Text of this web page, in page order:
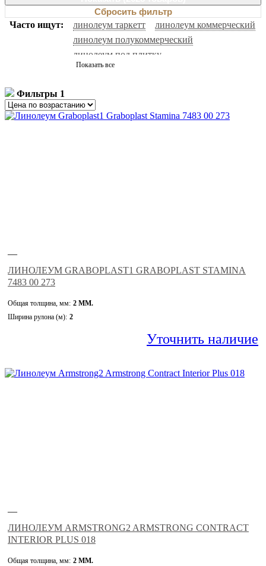
Сбросить фильтр
Часто ищут:
линолеум таркетт
линолеум коммерческий
линолеум полукоммерческий
линолеум под плитку
гомогенный линолеум
линолеум под ламинат
черный линолеум
белый линолеум
натуральный линолеум
линолеум бытовой
Показать все
Фильтры 1
—
ЛИНОЛЕУМ GRABOPLAST1 GRABOPLAST STAMINA
7483 00 273
Общая толщина, мм: 2 ММ.
Ширина рулона (м): 2
Уточнить наличие
—
ЛИНОЛЕУМ ARMSTRONG2 ARMSTRONG CONTRACT
INTERIOR PLUS 018
Общая толщина, мм: 2 ММ.